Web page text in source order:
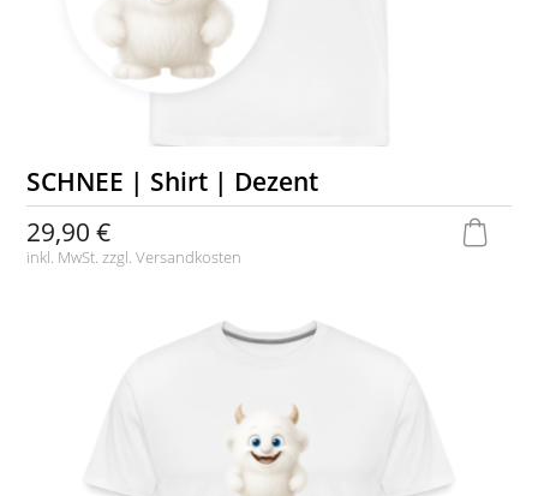
SCHNEE | Shirt | Dezent
29,90 €
inkl. MwSt. zzgl.Versandkosten